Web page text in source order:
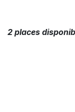
2 places